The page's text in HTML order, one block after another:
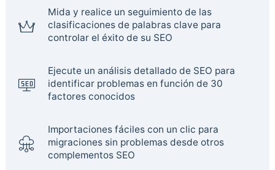
Mida y realice un seguimiento de las
clasificaciones de palabras clave para
controlar el éxito de su SEO
Ejecute un análisis detallado de SEO para
identificar problemas en función de 30
factores conocidos
Importaciones fáciles con un clic para
migraciones sin problemas desde otros
complementos SEO